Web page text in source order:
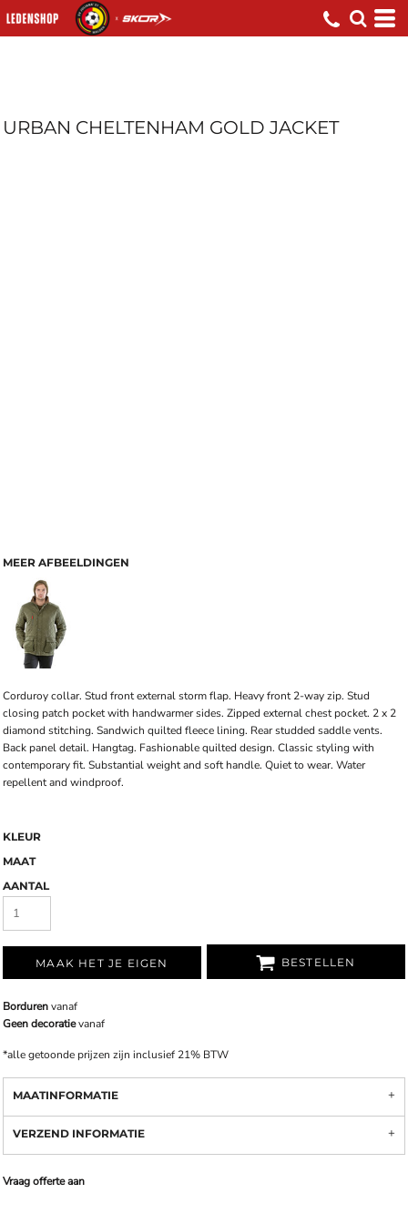
URBAN CHELTENHAM GOLD JACKET
MEER AFBEELDINGEN
Corduroy collar. Stud front external storm flap. Heavy front 2-way zip. Stud
closing patch pocket with handwarmer sides. Zipped external chest pocket. 2 x 2
diamond stitching. Sandwich quilted fleece lining. Rear studded saddle vents.
Back panel detail. Hangtag. Fashionable quilted design. Classic styling with
contemporary fit. Substantial weight and soft handle. Quiet to wear. Water
repellent and windproof.
KLEUR
MAAT
AANTAL
MAAK HET JE EIGEN BESTELLEN
Bordurenvanaf
Geen decoratievanaf
*alle getoonde prijzen zijn inclusief 21% BTW
MAATINFORMATIE
VERZEND INFORMATIE
Vraag offerte aan